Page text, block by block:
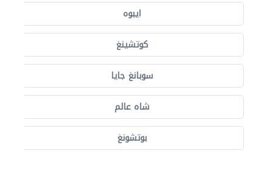
ايبوه
كوتشينغ
سوبانغ جايا
شاه عالم
بوتشونغ